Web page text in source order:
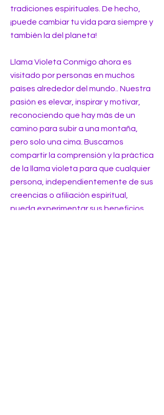
tradiciones espirituales. De hecho,
¡puede cambiar tu vida para siempre y
también la del planeta!
Llama Violeta Conmigo ahora es
visitado por personas en muchos
países alrededor del mundo.. Nuestra
pasión es elevar, inspirar y motivar,
reconociendo que hay más de un
camino para subir a una montaña,
pero solo una cima. Buscamos
compartir la comprensión y la práctica
de la llama violeta para que cualquier
persona, independientemente de sus
creencias o afiliación espiritual,
pueda experimentar sus beneficios